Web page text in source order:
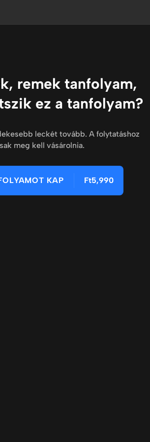
remek tanfolyam,
ez a tanfolyam?
leckét tovább. A folytatáshoz
meg kell vásárolnia.
KAP Ft5,990